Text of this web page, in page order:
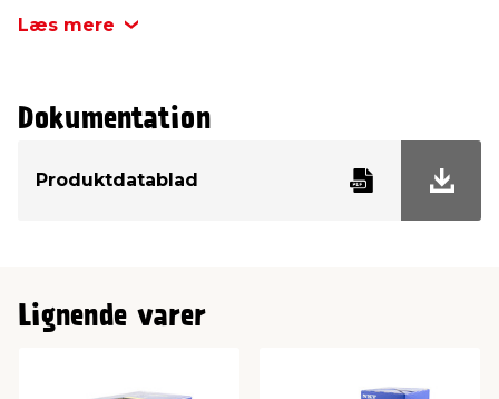
Kærv
hoved
Læs mere
Dokumentation
Produktdatablad
Lignende varer